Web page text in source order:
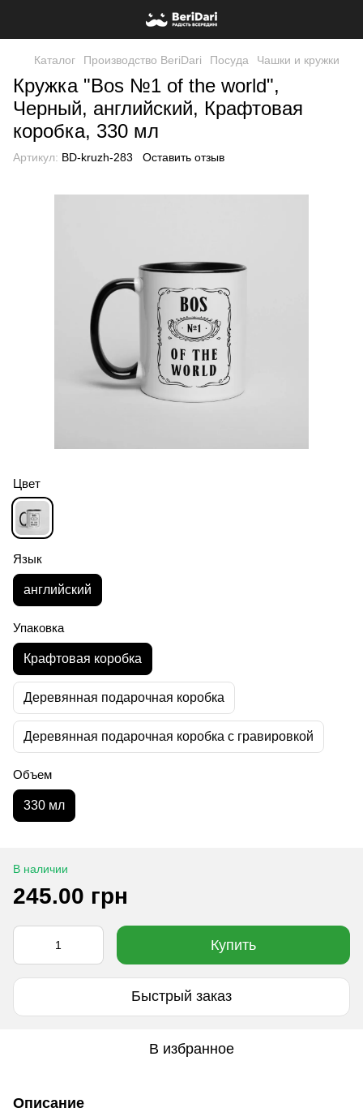
Каталог Производство BeriDari Посуда Чашки и кружки
Кружка "Bos №1 of the world",
Черный, английский, Крафтовая
коробка, 330 мл
Артикул: BD-kruzh-283 Оставить отзыв
Цвет
Язык
английский
Упаковка
Крафтовая коробка
Деревянная подарочная коробка
Деревянная подарочная коробка с гравировкой
Объем
330 мл
В наличии
245.00 грн
Купить
Быстрый заказ
В избранное
Описание